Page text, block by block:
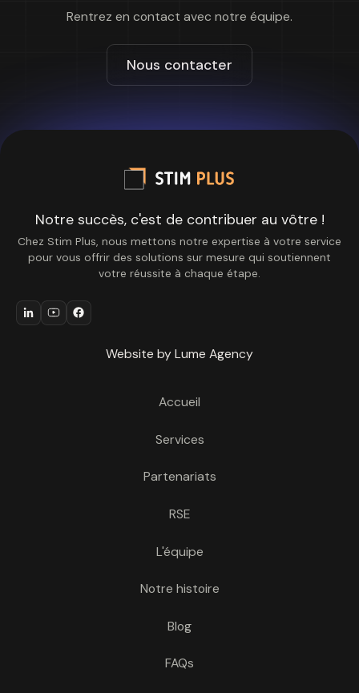
Rentrez en contact avec notre équipe.
Nous contacter
Notre succès, c'est de contribuer au vôtre !
Chez Stim Plus, nous mettons notre expertise à votre service
pour vous offrir des solutions sur mesure qui soutiennent
votre réussite à chaque étape.
Website by Lume Agency
Accueil
Services
Partenariats
RSE
L'équipe
Notre histoire
Blog
FAQs